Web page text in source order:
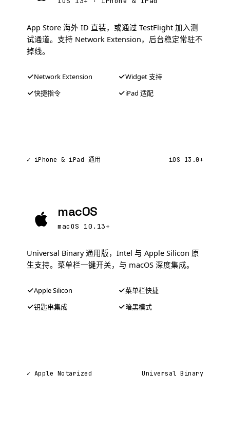
App Store 海外 ID 直装，或通过 TestFlight 加入测
试通道。支持 Network Extension，后台稳定常驻不
掉线。
Network Extension
Widget 支持
快捷指令
iPad 适配
✓ iPhone & iPad 通用 iOS 13.0+
macOS
macOS 10.13+
Universal Binary 通用版，Intel 与 Apple Silicon 原
生支持。菜单栏一键开关，与 macOS 深度集成。
Apple Silicon
菜单栏快捷
钥匙串集成
暗黑模式
✓ Apple Notarized Universal Binary